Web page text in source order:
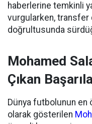
haberlerine temkinli
vurgularken, transfer
doğrultusunda
Mohamed
Çıkan
Dünya futbolunun en
olarak gösterilen